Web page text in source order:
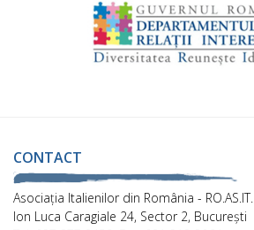
CONTACT
Asociaţia Italienilor din România - RO.AS.IT.
Ion Luca Caragiale 24, Sector 2, București